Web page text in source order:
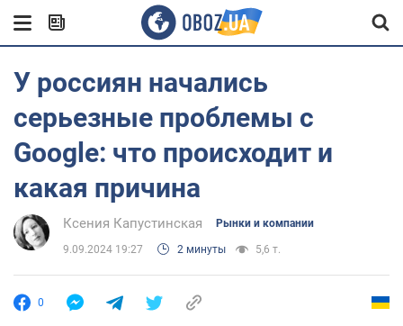
У россиян начались
серьезные проблемы с
Google: что происходит и
какая причина
Ксения Капустинская Рынки и компании
9.09.2024 19:27 2 минуты 5,6 т.
0